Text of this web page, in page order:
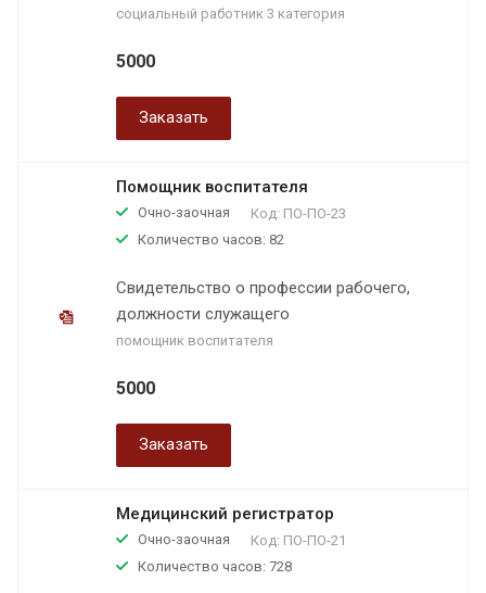
социальный работник 3 категория
5000
Заказать
Помощник воспитателя
Очно-заочная Код: ПО-ПО-23
Количество часов: 82
Свидетельство о профессии рабочего,
должности служащего
помощник воспитателя
5000
Заказать
Медицинский регистратор
Очно-заочная Код: ПО-ПО-21
Количество часов: 728